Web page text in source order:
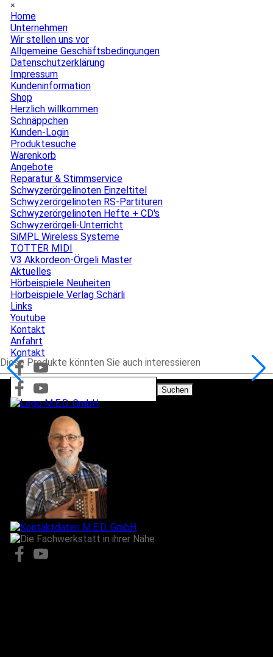
×
Home
Unternehmen
Wir stellen uns vor
Allgemeine Geschäftsbedingungen
Datenschutzerklärung
Impressum
Kundeninformation
Shop
Herzlich willkommen
Schnäppchen
Kunden-Login
Produktesuche
Warenkorb
Angebote
Reparatur & Stimmservice
Schwyzerörgelinoten Einzeltitel
Schwyzerörgelinoten RS-Partituren
Schwyzerörgelinoten Hefte + CD's
Schwyzerörgeli-Unterricht
SiMPL Wireless Systeme
TOTTER MIDI
V3 Akkordeon-Örgeli Master
Aktuelles
Hörbeispiele Neuheiten
Hörbeispiele Verlag Schärli
Links
Youtube
Kontakt
Anfahrt
Kontakt
Suchen
Diese Produkte könnten Sie auch interessieren